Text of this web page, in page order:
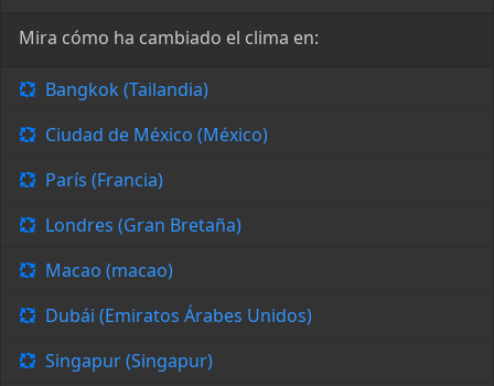
Mira cómo ha cambiado el clima en:
Bangkok (Tailandia)
Ciudad de México (México)
París (Francia)
Londres (Gran Bretaña)
Macao (macao)
Dubái (Emiratos Árabes Unidos)
Singapur (Singapur)